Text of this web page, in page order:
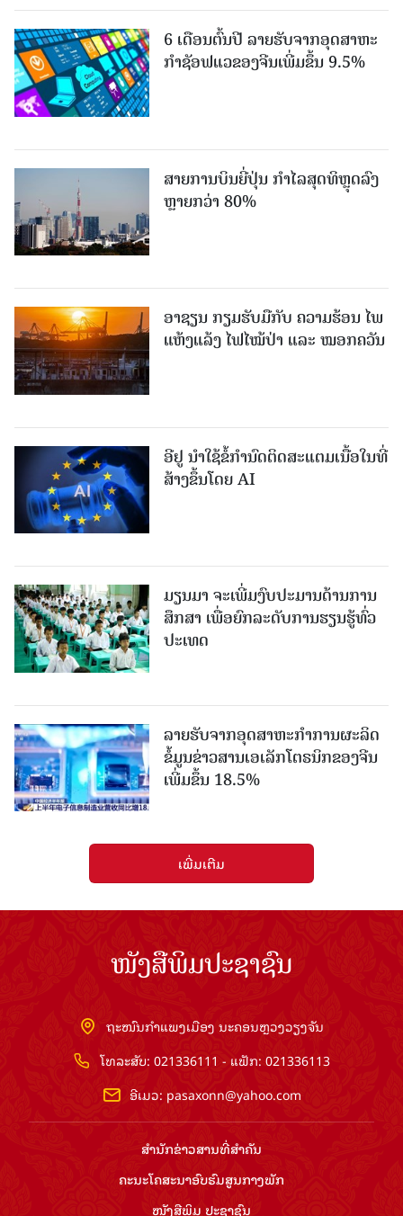
6 ເດືອນຕົ້ນປີ ລາຍຮັບຈາກອຸດສາຫະ
ກຳຊັອຟແວຂອງຈີນເພີ່ມຂຶ້ນ 9.5%
ສາຍການບິນຍີ່ປຸ່ນ ກຳໄລສຸດທິຫຼຸດລົງ
ຫຼາຍກວ່າ 80%
ອາຊຽນ ກຽມຮັບມືກັບ ຄວາມຮ້ອນ ໄພ
ແຫ້ງແລ້ງ ໄຟໄໝ້ປ່າ ແລະ ໝອກຄວັນ
ອີຢູ ນຳໃຊ້ຂໍ້ກຳນົດຕິດສະແຕມເນື້ອໃນທີ່
ສ້າງຂຶ້ນໂດຍ AI
ມຽນມາ ຈະເພີ່ມງົບປະມານດ້ານການ
ສຶກສາ ເພື່ອຍົກລະດັບການຮຽນຮູ້ທົ່ວ
ປະເທດ
ລາຍ​ຮັບ​ຈາກ​ອຸດ​ສາ​ຫະ​ກຳ​ການ​ຜະ​ລິດ​
ຂໍ້ມູນຂ່າວສານ​ເອ​ເລັກ​ໂຕ​ຣ​ນິກ​ຂອງ​ຈີນ​ ​
ເພີ່ມຂຶ້ນ 18.5%
ເພີ່ມເຕີມ
ໜັງສືພິມປະຊາຊົນ
ຖະໜົນກຳແພງເມືອງ ນະຄອນຫຼວງວຽງຈັນ
ໂທລະສັບ: 021336111 - ແຟັກ: 021336113
ອີເມວ: pasaxonn@yahoo.com
ສຳ​ນັກ​ຂ່າວ​ສານ​ທີ່​ສຳ​ຄັນ​
ຄະນະໂຄສະນາອົບຮົມ​ສູນ​ກາງ​ພັກ
ໜັງສືພິມ ປະ​ຊາ​ຊົນ